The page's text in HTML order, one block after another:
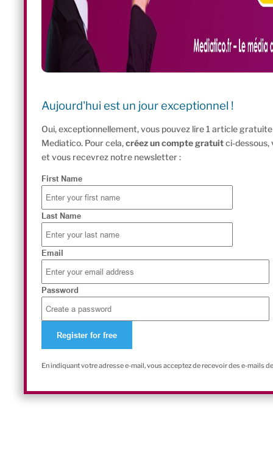
Aujourd'hui est un jour exceptionnel !
Oui, exceptionnellement, vous pouvez lire 1 article
Mediatico. Pour cela,créez un compte gratuitci-dessous,
et vous recevrez notre newsletter :
First Name
Last Name
Email
Password
En indiquant votre adresse e-mail, vous acceptez de recevoir des e-mails